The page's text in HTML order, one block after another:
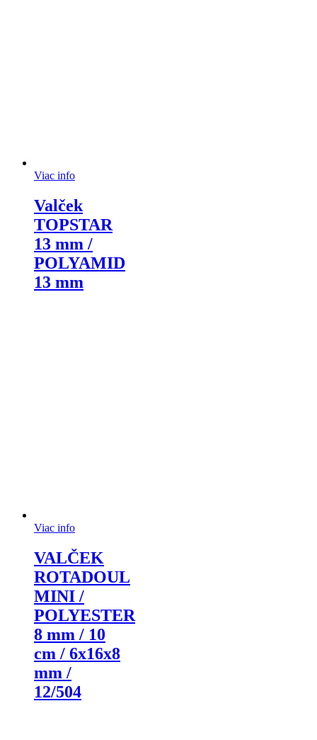
Viac info
Valček
TOPSTAR
13 mm /
POLYAMID
13 mm
Viac info
VALČEK
ROTADOUL
MINI /
POLYESTER
8 mm / 10
cm / 6x16x8
mm /
12/504